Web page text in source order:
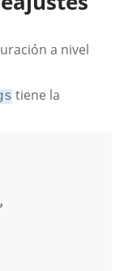
a nivel
tiene la
,